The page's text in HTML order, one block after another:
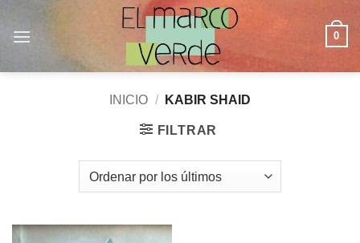
0
INICIO / KABIR SHAID
FILTRAR